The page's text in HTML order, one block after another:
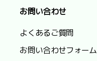
お問い合わせ
よくあるご質問
お問い合わせフォーム